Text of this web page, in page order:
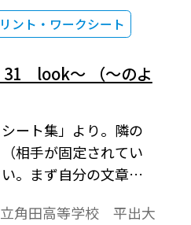
ント・ワークシート
31 look～ （～のよ
ート集」より。隣の
相手が固定されてい
。まず自分の文章を
を書いたのかを推測し
角田高等学校 平出大